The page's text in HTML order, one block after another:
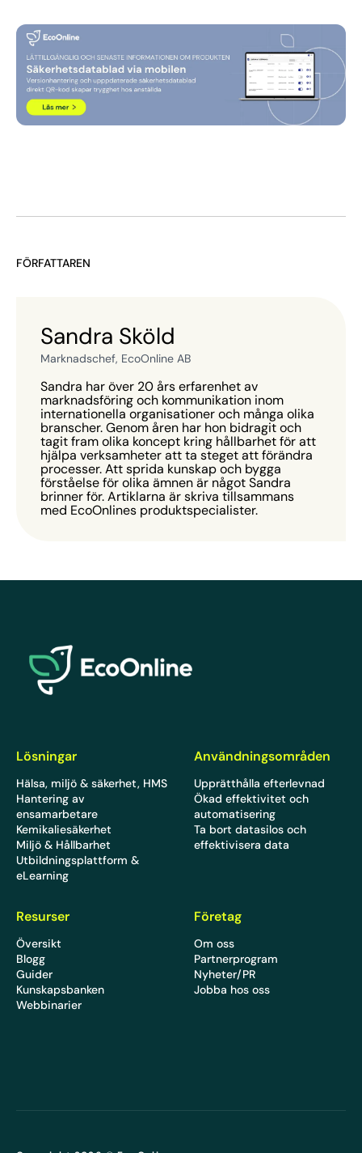
FÖRFATTAREN
Sandra Sköld
Marknadschef, EcoOnline AB
Sandra har över 20 års erfarenhet av
marknadsföring och kommunikation inom
internationella organisationer och många olika
branscher. Genom åren har hon bidragit och
tagit fram olika koncept kring hållbarhet för att
hjälpa verksamheter att ta steget att förändra
processer. Att sprida kunskap och bygga
förståelse för olika ämnen är något Sandra
brinner för. Artiklarna är skriva tillsammans
med EcoOnlines produktspecialister.
Lösningar
Hälsa, miljö & säkerhet, HMS
Hantering av
ensamarbetare
Kemikaliesäkerhet
Miljö & Hållbarhet
Utbildningsplattform &
eLearning
Användningsområden
Upprätthålla efterlevnad
Ökad effektivitet och
automatisering
Ta bort datasilos och
effektivisera data
Resurser
Översikt
Blogg
Guider
Kunskapsbanken
Webbinarier
Företag
Om oss
Partnerprogram
Nyheter/PR
Jobba hos oss